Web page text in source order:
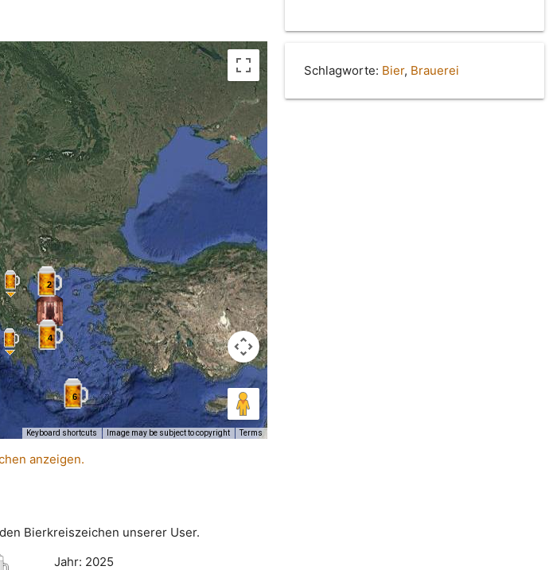
4
6
2
Keyboard shortcuts Image may be subject to copyright Terms
anzeigen.
Bierkreiszeichen unserer User.
Jahr: 2025
Schlagworte: Bier, Brauerei